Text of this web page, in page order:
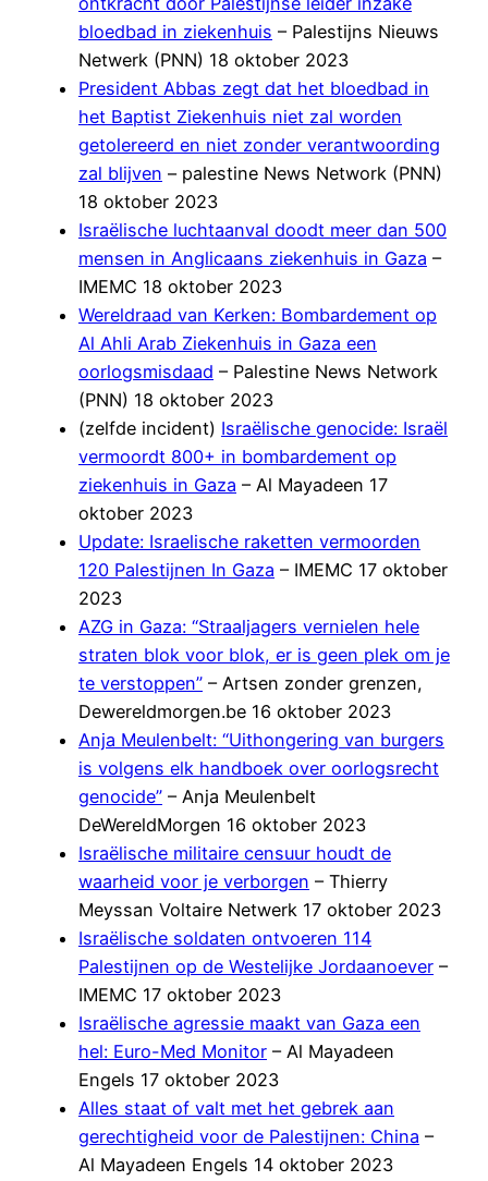
bloedbad in ziekenhuis – Palestijns Nieuws
Netwerk (PNN) 18 oktober 2023
President Abbas zegt dat het bloedbad in
het Baptist Ziekenhuis niet zal worden
getolereerd en niet zonder verantwoording
zal blijven – palestine News Network (PNN)
18 oktober 2023
Israëlische luchtaanval doodt meer dan 500
mensen in Anglicaans ziekenhuis in Gaza –
IMEMC 18 oktober 2023
Wereldraad van Kerken: Bombardement op
Al Ahli Arab Ziekenhuis in Gaza een
oorlogsmisdaad – Palestine News Network
(PNN) 18 oktober 2023
(zelfde incident) Israëlische genocide: Israël
vermoordt 800+ in bombardement op
ziekenhuis in Gaza – Al Mayadeen 17
oktober 2023
Update: Israelische raketten vermoorden
120 Palestijnen In Gaza – IMEMC 17 oktober
2023
AZG in Gaza: “Straaljagers vernielen hele
straten blok voor blok, er is geen plek om je
te verstoppen” – Artsen zonder grenzen,
Dewereldmorgen.be 16 oktober 2023
Anja Meulenbelt: “Uithongering van burgers
is volgens elk handboek over oorlogsrecht
genocide” – Anja Meulenbelt
DeWereldMorgen 16 oktober 2023
Israëlische militaire censuur houdt de
waarheid voor je verborgen – Thierry
Meyssan Voltaire Netwerk 17 oktober 2023
Israëlische soldaten ontvoeren 114
Palestijnen op de Westelijke Jordaanoever –
IMEMC 17 oktober 2023
Israëlische agressie maakt van Gaza een
hel: Euro-Med Monitor – Al Mayadeen
Engels 17 oktober 2023
Alles staat of valt met het gebrek aan
gerechtigheid voor de Palestijnen: China –
Al Mayadeen Engels 14 oktober 2023